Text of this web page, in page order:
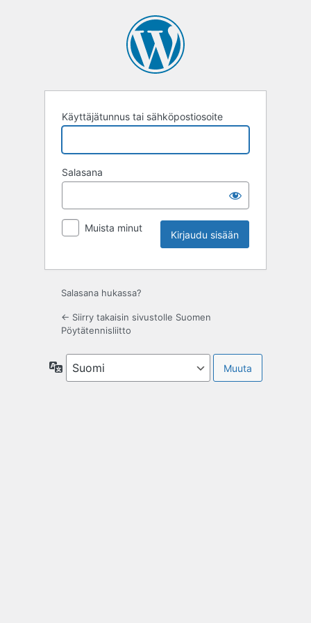
Käyttäjätunnus tai sähköpostiosoite
Salasana
Muista minut
Salasana hukassa?
← Siirry takaisin sivustolle Suomen
Pöytätennisliitto
Kieli